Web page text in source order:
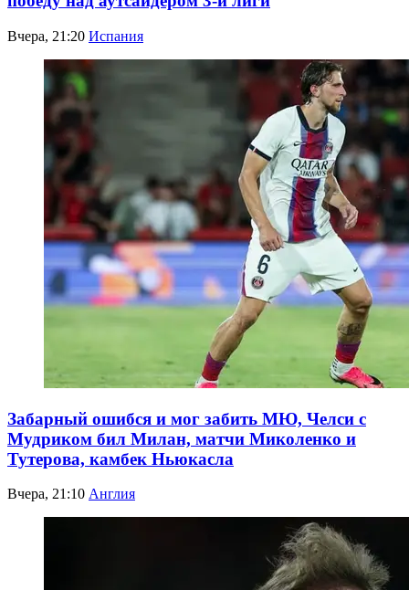
Вчера, 21:20 Испания
Забарный ошибся и мог забить МЮ, Челси с
Мудриком бил Милан, матчи Миколенко и
Тутерова, камбек Ньюкасла
Вчера, 21:10 Англия